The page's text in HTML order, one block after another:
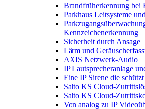
Brandfrüherkennung bei
Parkhaus Leitsysteme
Kennzeichenerkennung
Sicherheit durch Ansage
Lärm und
AXIS Netzwerk-Audio
IP Lautsprecheranlage
Eine IP Sirene die
Salto KS Cloud-
Salto KS Cloud-
Von analog zu IP